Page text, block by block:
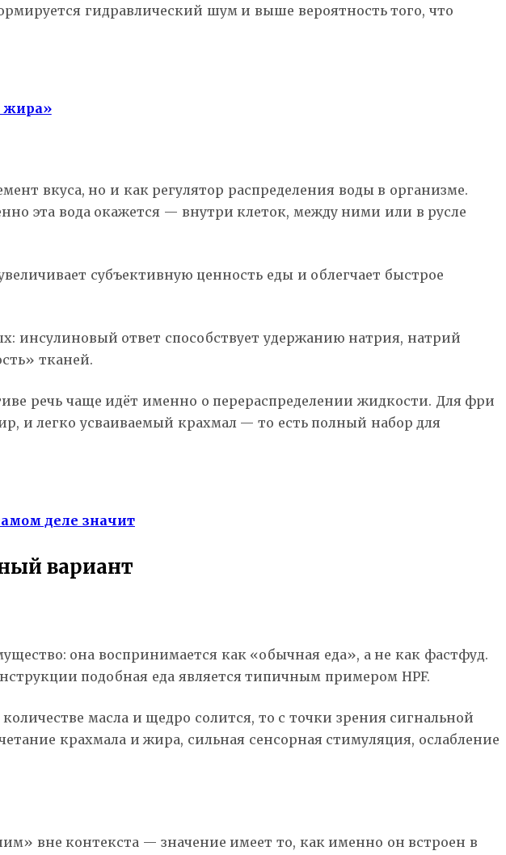
гидравлический шум и выше вероятность того, что
жира»
вкуса, но и как регулятор распределения воды в организме.
эта вода окажется — внутри клеток, между ними или в русле
субъективную ценность еды и облегчает быстрое
инсулиновый ответ способствует удержанию натрия, натрий
тканей.
речь чаще идёт именно о перераспределении жидкости. Для фри
и легко усваиваемый крахмал — то есть полный набор для
деле значит
вариант
она воспринимается как «обычная еда», а не как фастфуд.
подобная еда является типичным примером HPF.
масла и щедро солится, то с точки зрения сигнальной
крахмала и жира, сильная сенсорная стимуляция, ослабление
вне контекста — значение имеет то, как именно он встроен в